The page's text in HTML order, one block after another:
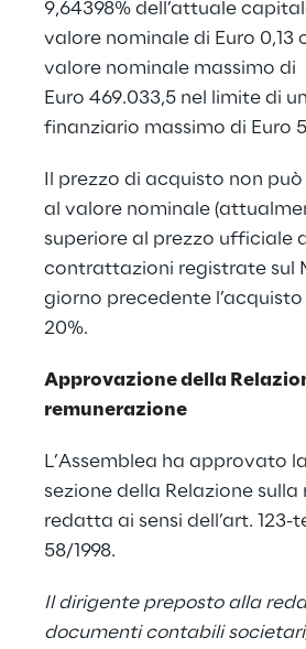
9,64398% dell’attuale
valore nominale di Euro 0,13
valore nominale massimo di
Euro 469.033,5 nel limite di
finanziario massimo di Euro
Il prezzo di acquisto non
al valore nominale
superiore al prezzo ufficiale
contrattazioni registrate sul
giorno precedente
20%.
Approvazione della
remunerazione
L’Assemblea ha approvato
sezione della Relazione
redatta ai sensi dell’art. 123-
58/1998.
Il dirigente preposto alla
documenti contabili